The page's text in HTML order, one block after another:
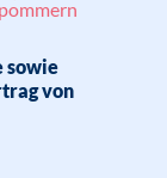
sowie
von